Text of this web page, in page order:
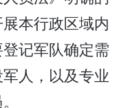
本行政区域内
记军队确定需
人，以及专业